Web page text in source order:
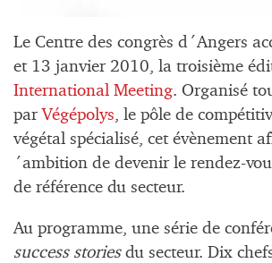
Le Centre des congrès d´Angers
et 13 janvier 2010, la troisième
International Meeting. Organisé
parVégépolys, le pôle de
végétal spécialisé, cet évènement
´ambition de devenir le rendez-
de référence du secteur.
Au programme, une série de
success stories du secteur. Dix